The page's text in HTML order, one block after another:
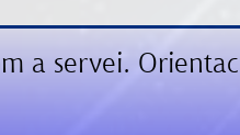
a servei.